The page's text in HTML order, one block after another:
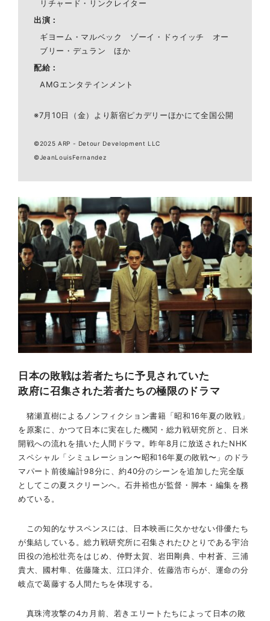
リチャード・リンクレイター
出演
ギヨーム・マルベック ゾーイ・ドゥイッチ オー
ブリー・デュラン ほか
配給
AMGエンタテインメント
※7月10日（金）より新宿ピカデリーほかにて全国公開
©2025 ARP - Detour Development LLC
©JeanLouisFernandez
日本の敗戦は若者たちに予見されていた
政府に召集された若者たちの極限のドラマ
猪瀬直樹によるノンフィクション書籍「昭和16年夏の敗戦」
を原案に、かつて日本に実在した機関・総力戦研究所と、日米
開戦への流れを描いた人間ドラマ。昨年8月に放送されたNHK
スペシャル「シミュレーション〜昭和16年夏の敗戦〜」のドラ
マパート前後編計98分に、約40分のシーンを追加した完全版
としてこの夏スクリーンへ。石井裕也が監督・脚本・編集を務
めている。
この知的なサスペンスには、日本映画に欠かせない俳優たち
が集結している。総力戦研究所に召集されたひとりである宇治
田役の池松壮亮をはじめ、仲野太賀、岩田剛典、中村蒼、三浦
貴大、國村隼、佐藤隆太、江口洋介、佐藤浩市らが、運命の分
岐点で葛藤する人間たちを体現する。
真珠湾攻撃の4カ月前、若きエリートたちによって日本の敗